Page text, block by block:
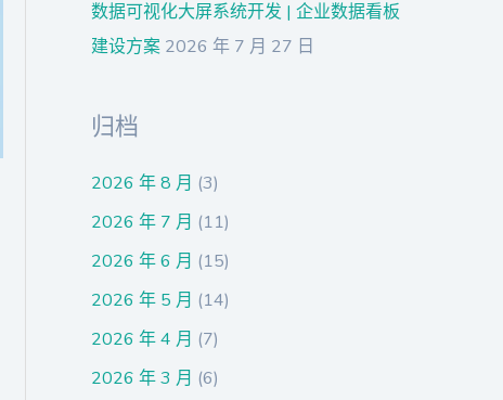
数据可视化大屏系统开发 | 企业数据看板
建设方案 2026 年 7 月 27 日
归档
2026 年 8 月 (3)
2026 年 7 月 (11)
2026 年 6 月 (15)
2026 年 5 月 (14)
2026 年 4 月 (7)
2026 年 3 月 (6)